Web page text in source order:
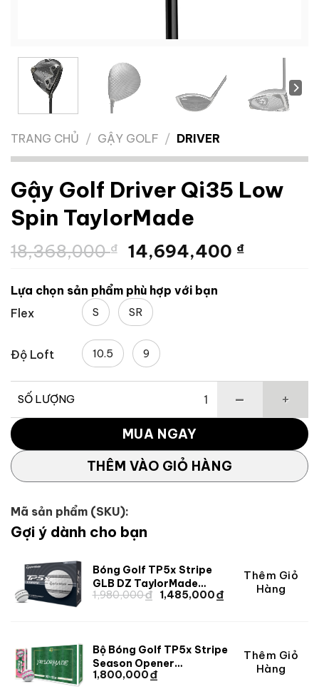
TRANG CHỦ / GẬY GOLF / DRIVER
Gậy Golf Driver Qi35 Low
Spin TaylorMade
18,368,000₫
Giá
là:
18,368,000 ₫.
14,694,400 ₫Giá
Lựa chọn sản phẩm phù hợp với bạn
Flex
S SR
Độ Loft 10.5 9
SỐ LƯỢNG
Gậy Golf Driver Qi35 Low Spin TaylorMade số lượng
THÊM VÀO GIỎ HÀNG
MUA NGAY
Mã sản phẩm (SKU):
Gợi ý dành cho bạn
Bóng Golf TP5x Stripe
GLB DZ TaylorMade
(2024)
1,980,000₫ Giá
1,485,000₫
Giá
Giá
1,485,000 ₫.
Thêm Giỏ
Hàng
Bộ Bóng Golf TP5x Stripe
Season Opener
TaylorMade 2025
1,800,000₫
Thêm Giỏ
Hàng